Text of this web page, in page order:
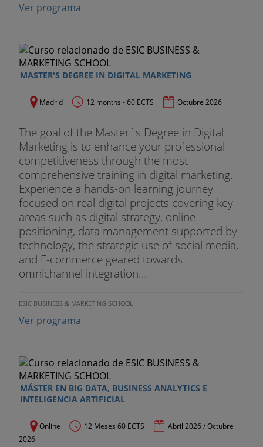
Ver programa
MASTER'S DEGREE IN DIGITAL MARKETING
Madrid 12 months - 60 ECTS Octubre 2026
The goal of the Master´s Degree in Digital
Marketing is to enhance your professional
competitiveness through the most
comprehensive training in digital marketing.
Experience a hands-on learning journey
focused on real digital projects covering key
areas such as digital strategy, online
positioning, data management supported by
technology, the strategic use of social media,
and E-commerce geared towards
omnichannel integration...
ESIC BUSINESS & MARKETING SCHOOL
Ver programa
MÁSTER EN BIG DATA, BUSINESS ANALYTICS E
INTELIGENCIA ARTIFICIAL
Online 12 Meses 60 ECTS
Abril 2026 / Octubre
2026